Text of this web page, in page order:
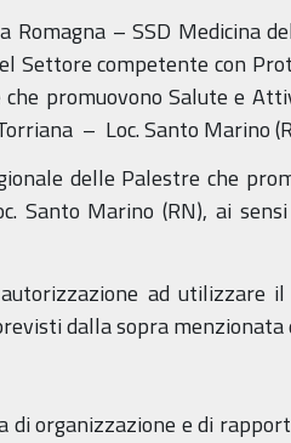
– SSD Medicina
Settore competente con
promuovono Salute e
– Loc. Santo Marino
delle Palestre che
Santo Marino (RN), ai
ad utilizzare
dalla sopra
organizzazione e di